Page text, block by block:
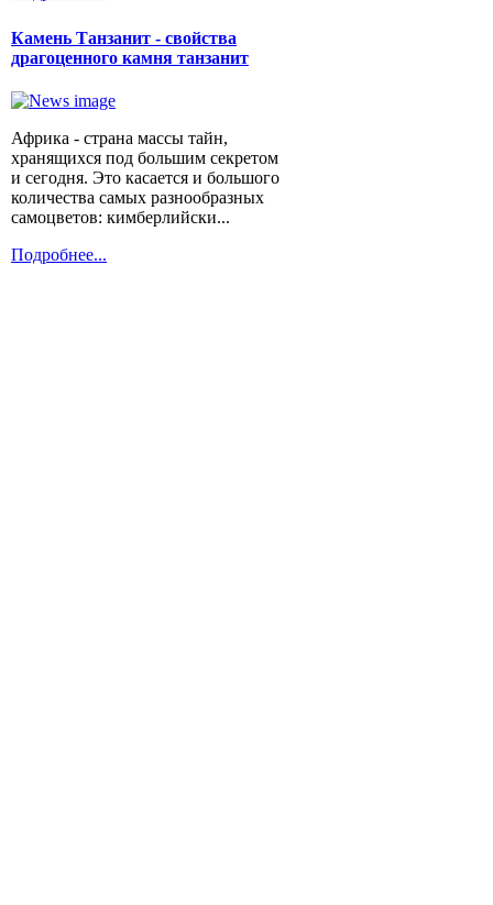
Камень Танзанит - свойства
драгоценного камня танзанит
Африка - страна массы тайн,
хранящихся под большим секретом
и сегодня. Это касается и большого
количества самых разнообразных
самоцветов: кимберлийски...
Подробнее...